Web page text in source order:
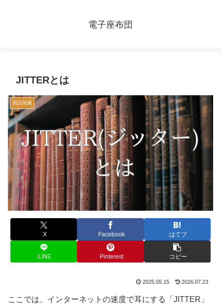
電子座布団
JITTERとは
用語関連
X Facebook はてブ
LINE Pinterest コピー
2025.05.15 2026.07.23
ここでは、インターネットの速度で耳にする「JITTER」